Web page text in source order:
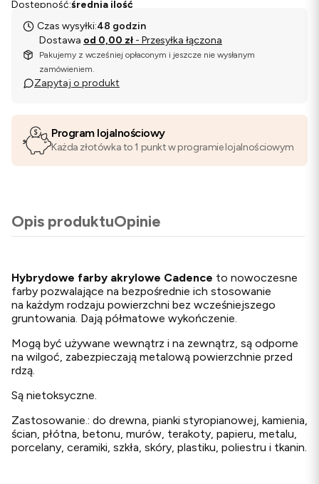
Dostępność:średnia ilość
Czas wysyłki:48 godzin
Dostawa od 0,00 zł - Przesyłka łączona
Pakujemy z wcześniej opłaconym i jeszcze nie wysłanym
zamówieniem.
Zapytaj o produkt
Program lojalnościowy
Każda złotówka to 1 punkt w programie lojalnościowym
Opis produktuOpinie
Hybrydowe farby akrylowe Cadence to nowoczesne
farby pozwalające na bezpośrednie ich stosowanie
na każdym rodzaju powierzchni bez wcześniejszego
gruntowania. Dają półmatowe wykończenie.
Mogą być używane wewnątrz i na zewnątrz, są odporne
na wilgoć, zabezpieczają metalową powierzchnie przed
rdzą.
Są nietoksyczne.
Zastosowanie.: do drewna, pianki styropianowej, kamienia,
ścian, płótna, betonu, murów, terakoty, papieru, metalu,
porcelany, ceramiki, szkła, skóry, plastiku, poliestru i tkanin.